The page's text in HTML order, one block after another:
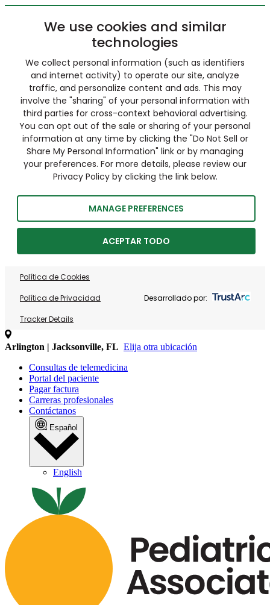
We use cookies and similar
technologies
We collect personal information (such as identifiers
and internet activity) to operate our site, analyze
traffic, and personalize content and ads. This may
involve the "sharing" of your personal information with
third parties for cross-context behavioral advertising.
You can opt out of the sale or sharing of your personal
information at any time by clicking the "Do Not Sell or
Share My Personal Information" link or by managing
your preferences. For more details, please review our
Privacy Policy by clicking the link below.
MANAGE PREFERENCES
ACEPTAR TODO
Política de Cookies
Política de Privacidad
Tracker Details
Desarrollado por:
Arlington | Jacksonville, FL Elija otra ubicación
Consultas de telemedicina
Portal del paciente
Pagar factura
Carreras profesionales
Contáctanos
Español
English